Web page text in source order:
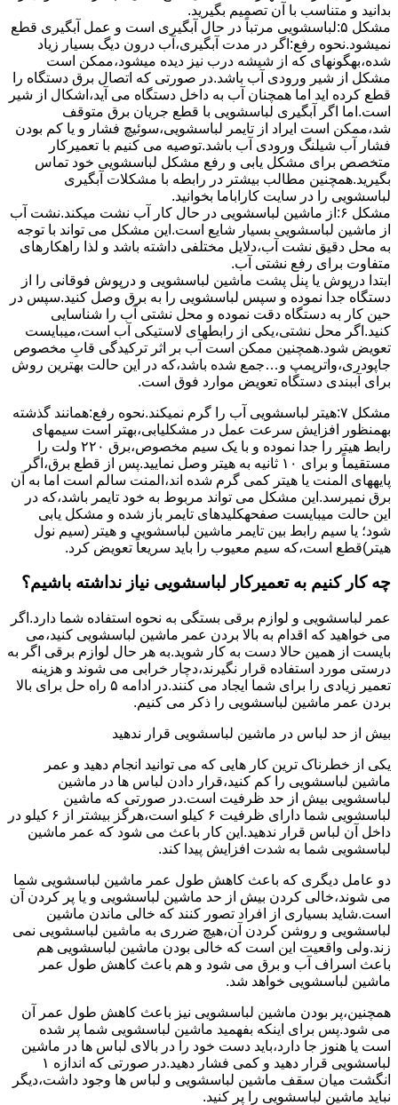
بدانید و متناسب با آن تصمیم بگیرید.
مشکل ۵:لباسشویی مرتباً در ﺣﺎل آﺑﮕﯿﺮی اﺳﺖ و ﻋﻤﻞ آﺑﮕﯿﺮی ﻗﻄﻊ
نمیشود.نحوه رﻓﻊ:اﮔﺮ در ﻣﺪت آﺑﮕﯿﺮی،آب درون دﯾﮓ ﺑﺴﯿﺎر زﯾﺎد
ﺷﺪه،بهگونهای ﮐﻪ از ﺷﯿﺸﻪ درب ﻧﯿﺰ دﯾﺪه میشود،ممکن است
مشکل از شیر ورودی آب باشد.در صورتی که اتصال برق دستگاه را
قطع کرده اید اما همچنان آب به داخل دستگاه می آید،اشکال از شیر
است.اما اگر آبگیری لباسشویی با قطع جریان برق متوقف
شد،ممکن است ایراد از تایمر لباسشویی،سوئیچ فشار و یا کم بودن
فشار آب شیلنگ ورودی آب باشد.توصیه می کنیم با تعمیرکار
متخصص برای مشکل یابی و رفع مشکل لباسشویی خود تماس
بگیرید.همچنین مطالب بیشتر در رابطه با مشکلات آبگیری
لباسشویی را در سایت کاراباما بخوانید.
مشکل ۶:از ﻣﺎﺷﯿﻦ لباسشویی در ﺣﺎل ﮐﺎر آب ﻧﺸﺖ میکند.نشت آب
از ماشین لباسشویی بسیار شایع است.این مشکل می تواند با توجه
به محل دقیق نشت آب،دلایل مختلفی داشته باشد و لذا راهکارهای
متفاوت برای رفع نشتی آب.
ابتدا درپوش یا پنل ﭘﺸﺖ ﻣﺎﺷﯿﻦ لباسشویی و درپوش ﻓﻮﻗﺎﻧﯽ را از
دستگاه ﺟﺪا ﻧﻤﻮده و ﺳﭙﺲ لباسشویی را ﺑﻪ ﺑﺮق وصل ﮐﻨﯿﺪ.سپس در
حین کار به دستگاه دقت نموده و ﻣﺤﻞ نشتی آب را ﺷﻨﺎﺳﺎﯾﯽ
کنید.اﮔﺮ ﻣﺤﻞ نشتی،ﯾﮑﯽ از رابطهای ﻻﺳﺘﯿﮑﯽ آب اﺳﺖ،میبایست
ﺗﻌﻮﯾﺾ شود.همچنین ﻣﻤﮑﻦ اﺳﺖ آب بر اثر ﺗﺮﮐﯿﺪﮔﯽ قابِ ﻣﺨﺼﻮص
ﺟﺎﭘﻮدری،واترپمپ و…جمع شده ﺑﺎﺷﺪ،ﮐﻪ در این حالت بهترین روش
برای آببندی دستگاه ﺗﻌﻮﯾﺾ ﻣﻮارد ﻓﻮق اﺳﺖ.
مشکل ۷:ﻫﯿﺘﺮ لباسشویی آب را ﮔﺮم نمیکند.نحوه رﻓﻊ:ﻫﻤﺎﻧﻨﺪ ﮔﺬﺷﺘﻪ
بهمنظور اﻓﺰاﯾﺶ ﺳﺮﻋﺖ ﻋﻤﻞ در مشکلیابی،بهتر است سیمهای
راﺑﻂ ﻫﯿﺘﺮ را ﺟﺪا ﻧﻤﻮده و ﺑﺎ ﯾﮏ ﺳﯿﻢ ﻣﺨﺼﻮص،برق ۲۲۰ ولت را
مستقیماً و برای ۱۰ ﺛﺎﻧﯿﻪ ﺑﻪ ﻫﯿﺘﺮ وصل نمایید.ﭘﺲ از ﻗﻄﻊ ﺑﺮق،اﮔﺮ
پایههای اﻟﻤﻨﺖ یا هیتر کمی ﮔﺮم ﺷﺪه اند،اﻟﻤﻨﺖ ﺳﺎﻟﻢ است اما ﺑﻪ آن
ﺑﺮق نمیرسد.اﯾﻦ ﻣﺸﮑﻞ می تواند مربوط به ﺧﻮد ﺗﺎﯾﻤﺮ باشد،ﮐﻪ در
این حالت میبایست صفحهکلیدهای ﺗﺎﯾﻤﺮ باز شده و مشکل یابی
شود؛ ﯾﺎ ﺳﯿﻢ راﺑﻂ ﺑﯿﻦ ﺗﺎﯾﻤﺮ ماشین لباسشویی و ﻫﯿﺘﺮ (سیم ﻧﻮل
ﻫﯿﺘﺮ)ﻗﻄﻊ اﺳﺖ،ﮐﻪ ﺳﯿﻢ ﻣﻌﯿﻮب را ﺑﺎﯾﺪ سریعاً ﺗﻌﻮﯾﺾ کرد.
چه کار کنیم به تعمیرکار لباسشویی نیاز نداشته باشیم؟
عمر لباسشویی و لوازم برقی بستگی به نحوه استفاده شما دارد.اگر
می خواهید که اقدام به بالا بردن عمر ماشین لباسشویی کنید،می
بایست از همین حالا دست به کار شوید.به هر حال لوازم برقی اگر به
درستی مورد استفاده قرار نگیرند،دچار خرابی می شوند و هزینه
تعمیر زیادی را برای شما ایجاد می کنند.در ادامه ۵ راه حل برای بالا
بردن عمر ماشین لباسشویی را ذکر می کنیم.
بیش از حد لباس در ماشین لباسشویی قرار ندهید
یکی از خطرناک ترین کار هایی که می توانید انجام دهید و عمر
ماشین لباسشویی را کم کنید،قرار دادن لباس ها در ماشین
لباسشویی بیش از حد ظرفیت است.در صورتی که ماشین
لباسشویی شما دارای ظرفیت ۶ کیلو است،هرگز بیشتر از ۶ کیلو در
داخل آن لباس قرار ندهید.این کار باعث می شود که عمر ماشین
لباسشویی شما به شدت افزایش پیدا کند.
دو عامل دیگری که باعث کاهش طول عمر ماشین لباسشویی شما
می شوند،خالی کردن بیش از حد ماشین لباسشویی و یا پر کردن آن
است.شاید بسیاری از افراد تصور کنند که خالی ماندن ماشین
لباسشویی و روشن کردن آن،هیچ ضرری به ماشین لباسشویی نمی
زند.ولی واقعیت این است که خالی بودن ماشین لباسشویی هم
باعث اسراف آب و برق می شود و هم باعث کاهش طول عمر
ماشین لباسشویی خواهد شد.
همچنین،پر بودن ماشین لباسشویی نیز باعث کاهش طول عمر آن
می شود.پس برای اینکه بفهمید ماشین لباسشویی شما پر شده
است یا هنوز جا دارد،باید دست خود را در بالای لباس ها در ماشین
لباسشویی قرار دهید و کمی فشار دهید.در صورتی که اندازه ۱
انگشت میان سقف ماشین لباسشویی و لباس ها وجود داشت،دیگر
نباید ماشین لباسشویی را پر کنید.